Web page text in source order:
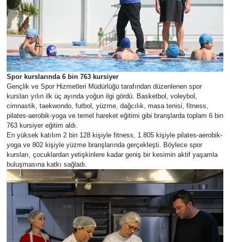
Spor kurslarında 6 bin 763 kursiyer
Gençlik ve Spor Hizmetleri Müdürlüğü tarafından düzenlenen spor
kursları yılın ilk üç ayında yoğun ilgi gördü. Basketbol, voleybol,
cimnastik, taekwondo, futbol, yüzme, dağcılık, masa tenisi, fitness,
pilates-aerobik-yoga ve temel hareket eğitimi gibi branşlarda toplam 6 bin
763 kursiyer eğitim aldı.
En yüksek katılım 2 bin 128 kişiyle fitness, 1.805 kişiyle pilates-aerobik-
yoga ve 802 kişiyle yüzme branşlarında gerçekleşti. Böylece spor
kursları, çocuklardan yetişkinlere kadar geniş bir kesimin aktif yaşamla
buluşmasına katkı sağladı.